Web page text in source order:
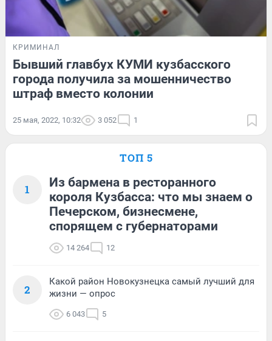
КРИМИНАЛ
Бывший главбух КУМИ кузбасского
города получила за мошенничество
штраф вместо колонии
25 мая, 2022, 10:32 3 052 1
ТОП 5
1
Из бармена в ресторанного
короля Кузбасса: что мы знаем о
Печерском, бизнесмене,
спорящем с губернаторами
14 264 12
2
Какой район Новокузнецка самый лучший для
жизни — опрос
6 043 5